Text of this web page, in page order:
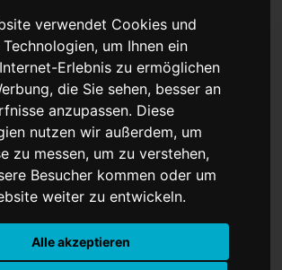
verwendet Cookies und
um Ihnen ein
Erlebnis zu ermöglichen
die Sie sehen, besser an
anzupassen. Diese
nutzen wir außerdem, um
zu messen, um zu verstehen,
Besucher kommen oder um
weiter zu entwickeln.
Alle akzeptieren
bestellt russischen
ein